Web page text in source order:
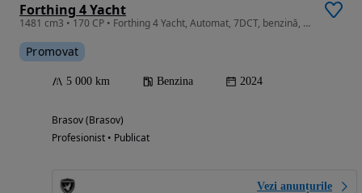
Forthing 4 Yacht
1481 cm3 • 170 CP • Forthing 4 Yacht, Automat, 7DCT, benzină, 1.5
Promovat
5 000 km Benzina 2024
Brasov (Brasov)
Profesionist • Publicat
Vezi anunțurile